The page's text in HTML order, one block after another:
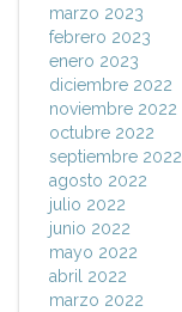
marzo 2023
febrero 2023
enero 2023
diciembre 2022
noviembre 2022
octubre 2022
septiembre 2022
agosto 2022
julio 2022
junio 2022
mayo 2022
abril 2022
marzo 2022